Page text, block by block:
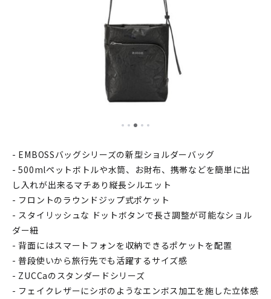
- EMBOSSバッグシリーズの新型ショルダーバッグ
- 500mlペットボトルや水筒、お財布、携帯などを簡単に出
し入れが出来るマチあり縦長シルエット
- フロントのラウンドジップ式ポケット
- スタイリッシュな ドットボタンで長さ調整が可能なショル
ダー紐
- 背面にはスマートフォンを収納できるポケットを配置
- 普段使いから旅行先でも活躍するサイズ感
- ZUCCaのスタンダードシリーズ
- フェイクレザーにシボのようなエンボス加工を施した立体感